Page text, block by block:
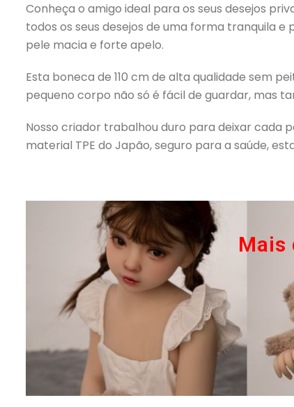
Conheça o amigo ideal para os seus desejos
todos os seus desejos de uma forma tranquila
pele macia e forte apelo.
Esta boneca de 110 cm de alta qualidade sem
pequeno corpo não só é fácil de guardar, mas
Nosso criador trabalhou duro para deixar cada
material TPE do Japão, seguro para a saúde,
Mais